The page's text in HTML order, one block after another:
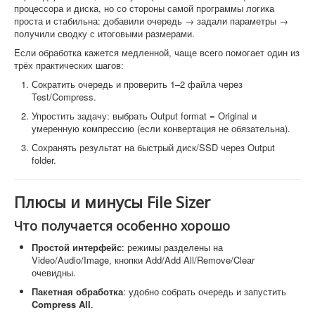
процессора и диска, но со стороны самой программы логика
проста и стабильна: добавили очередь → задали параметры →
получили сводку с итоговыми размерами.
Если обработка кажется медленной, чаще всего помогает один из
трёх практических шагов:
Сократить очередь и проверить 1–2 файла через
Test/Compress.
Упростить задачу: выбрать Output format = Original и
умеренную компрессию (если конвертация не обязательна).
Сохранять результат на быстрый диск/SSD через Output
folder.
Плюсы и минусы File Sizer
Что получается особенно хорошо
Простой интерфейс: режимы разделены на
Video/Audio/Image, кнопки Add/Add All/Remove/Clear
очевидны.
Пакетная обработка: удобно собрать очередь и запустить
Compress All.